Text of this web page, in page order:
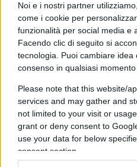
Noi e i nostri partner
come i cookie per
funzionalità per social media e
Facendo clic di seguito si
tecnologia. Puoi cambiare
consenso in qualsiasi
Please note that this website/
services and may gather and
not limited to your visit or
grant or deny consent to
use your data for below
consent section.
“Bella Ciao” e
protesta degli
pagliacciata
di Redazione
6 Dicembre 2025, 21:19